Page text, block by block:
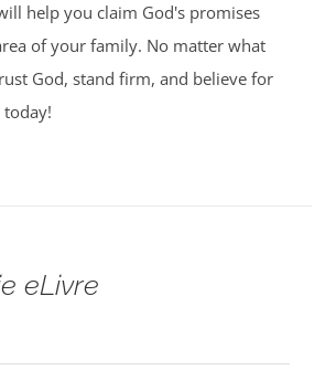
help you claim God's promises
of your family. No matter what
God, stand firm, and believe for
eLivre